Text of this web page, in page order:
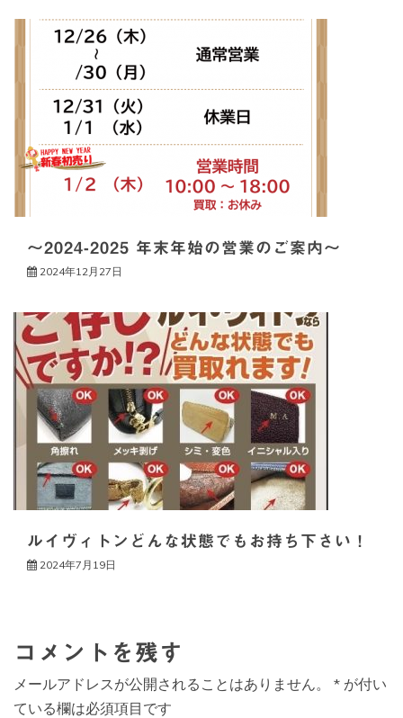
～2024-2025 年末年始の営業のご案内～
2024年12月27日
ルイヴィトンどんな状態でもお持ち下さい！
2024年7月19日
コメントを残す
メールアドレスが公開されることはありません。 * が付い
ている欄は必須項目です